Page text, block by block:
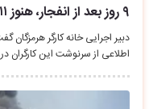
۹ روز بعد از انفجار، هنوز ۱۱ کارگر اسکله شهید رجایی مفقودند
اطلاعی از سرنوشت این